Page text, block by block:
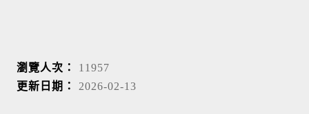
瀏覽人次： 11957
更新日期： 2026-02-13